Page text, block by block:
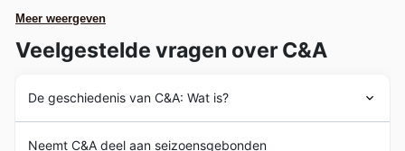
Meer weergeven
Veelgestelde vragen over C&A
De geschiedenis van C&A: Wat is?
Neemt C&A deel aan seizoensgebonden